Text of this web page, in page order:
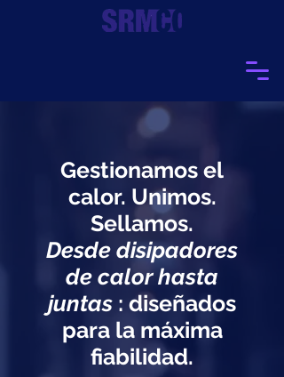
Gestionamos el
calor. Unimos.
Sellamos.
Desde disipadores
de calor hasta
juntas : diseñados
para la máxima
fiabilidad.